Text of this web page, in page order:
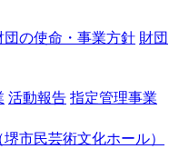
団の使命・事業方針 財団
活動報告 指定管理事業
市民芸術文化ホール）